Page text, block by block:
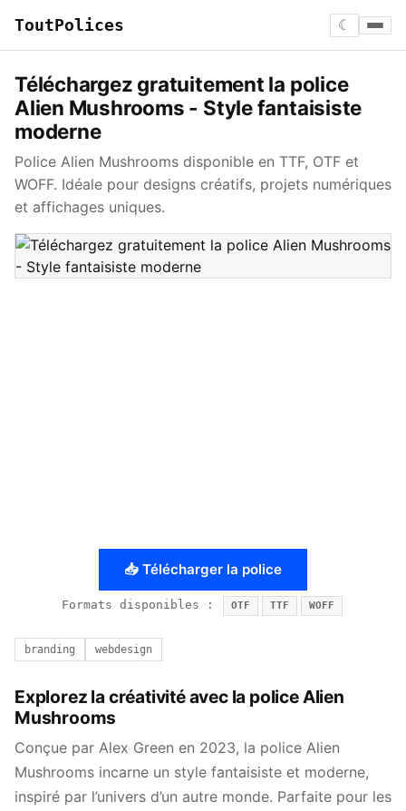
ToutPolices ☾
Téléchargez gratuitement la police
Alien Mushrooms - Style fantaisiste
moderne
Police Alien Mushrooms disponible en TTF, OTF et
WOFF. Idéale pour designs créatifs, projets numériques
et affichages uniques.
📥 Télécharger la police
Formats disponibles : OTF TTF WOFF
branding webdesign
Explorez la créativité avec la police Alien
Mushrooms
Conçue par Alex Green en 2023, la police Alien
Mushrooms incarne un style fantaisiste et moderne,
inspiré par l’univers d’un autre monde. Parfaite pour les